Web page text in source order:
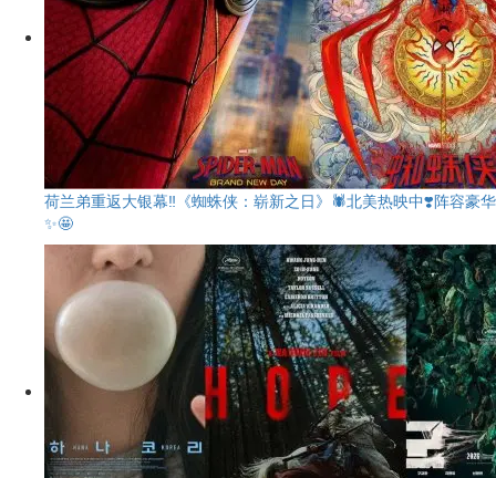
荷兰弟重返大银幕‼️《蜘蛛侠：崭新之日》🕷️北美热映中❣️阵容豪华
✨🤩